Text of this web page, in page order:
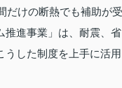
だけの断熱でも補助が受
推進事業」は、耐震、省
うした制度を上手に活用